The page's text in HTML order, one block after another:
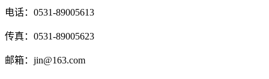
电话： 0531-89005613
传真： 0531-89005623
邮箱： jin@163.com